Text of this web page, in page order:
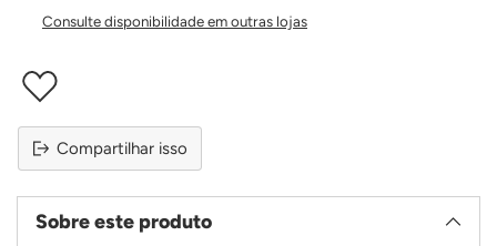
Consulte disponibilidade em outras lojas
Compartilhar isso
Sobre este produto